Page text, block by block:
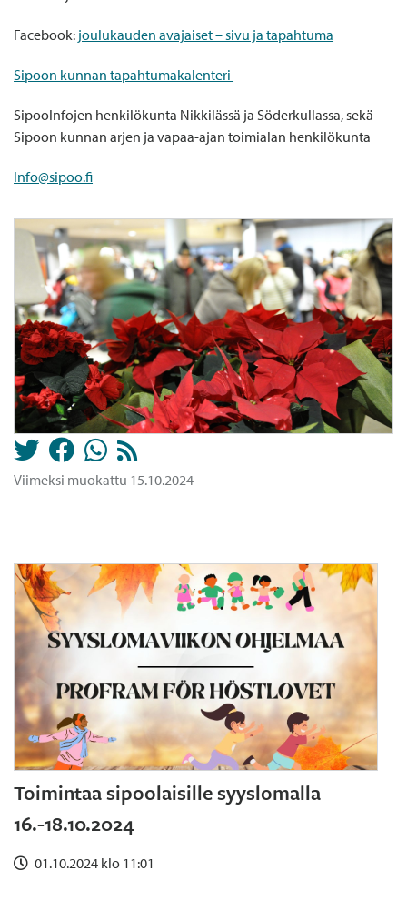
Facebook: joulukauden avajaiset – sivu ja tapahtuma
Sipoon kunnan tapahtumakalenteri
SipooInfojen henkilökunta Nikkilässä ja Söderkullassa, sekä
Sipoon kunnan arjen ja vapaa-ajan toimialan henkilökunta
Info@sipoo.fi
Viimeksi muokattu 15.10.2024
Toimintaa sipoolaisille syyslomalla
16.-18.10.2024
01.10.2024 klo 11:01